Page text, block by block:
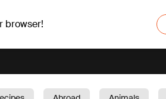
browser!